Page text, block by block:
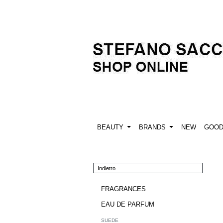
BEAUTY BRANDS NEW
Indietro
FRAGRANCES
EAU DE PARFUM
SUEDE